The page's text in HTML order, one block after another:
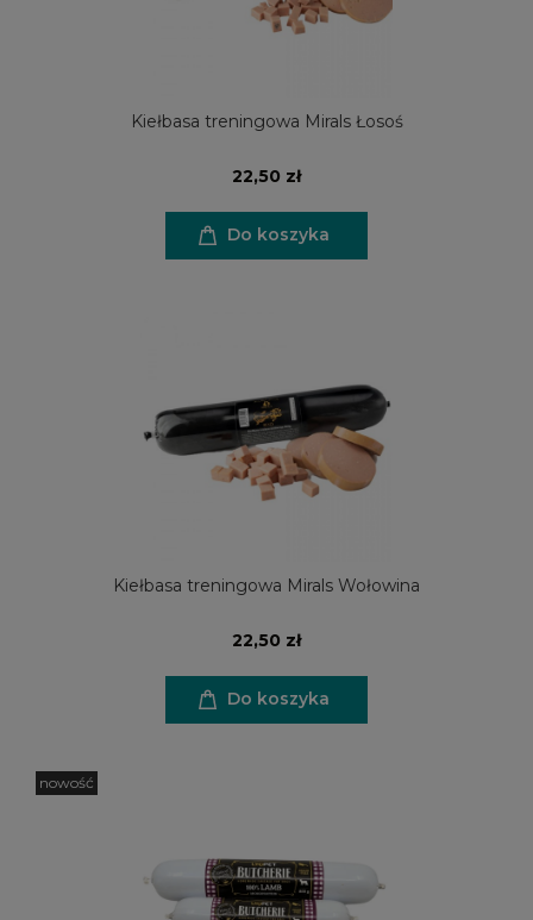
Kiełbasa treningowa Mirals Łosoś
22,50 zł
Do koszyka
Kiełbasa treningowa Mirals Wołowina
22,50 zł
Do koszyka
nowość